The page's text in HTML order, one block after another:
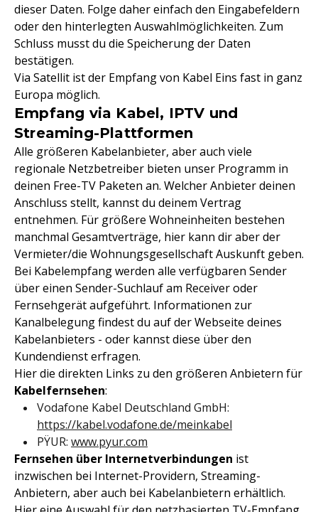
dieser Daten. Folge daher einfach den Eingabefeldern
oder den hinterlegten Auswahlmöglichkeiten. Zum
Schluss musst du die Speicherung der Daten
bestätigen.
Via Satellit ist der Empfang von Kabel Eins fast in ganz
Europa möglich.
Empfang via Kabel, IPTV und
Streaming-Plattformen
Alle größeren Kabelanbieter, aber auch viele
regionale Netzbetreiber bieten unser Programm in
deinen Free-TV Paketen an. Welcher Anbieter deinen
Anschluss stellt, kannst du deinem Vertrag
entnehmen. Für größere Wohneinheiten bestehen
manchmal Gesamtverträge, hier kann dir aber der
Vermieter/die Wohnungsgesellschaft Auskunft geben.
Bei Kabelempfang werden alle verfügbaren Sender
über einen Sender-Suchlauf am Receiver oder
Fernsehgerät aufgeführt. Informationen zur
Kanalbelegung findest du auf der Webseite deines
Kabelanbieters - oder kannst diese über den
Kundendienst erfragen.
Hier die direkten Links zu den größeren Anbietern für
Kabelfernsehen:
Vodafone Kabel Deutschland GmbH:
https://kabel.vodafone.de/meinkabel
PŸUR: www.pyur.com
Fernsehen über Internetverbindungen ist
inzwischen bei Internet-Providern, Streaming-
Anbietern, aber auch bei Kabelanbietern erhältlich.